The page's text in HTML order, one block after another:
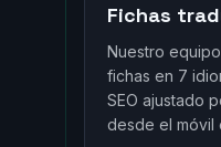
Fichas
Nuestro
fichas en 7
SEO ajustado
desde el móvil